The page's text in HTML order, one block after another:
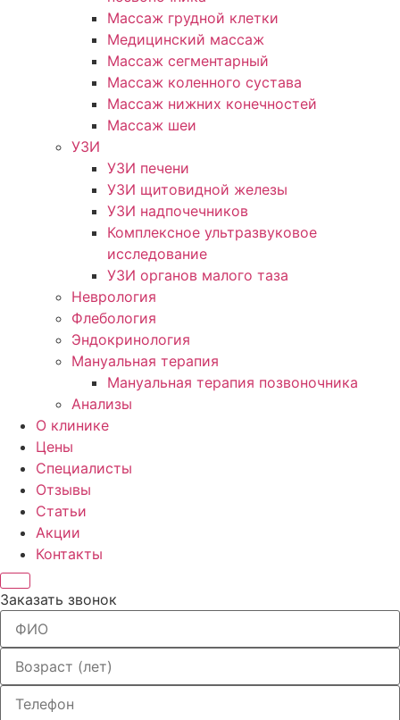
Массаж грудной клетки
Медицинский массаж
Массаж сегментарный
Массаж коленного сустава
Массаж нижних конечностей
Массаж шеи
УЗИ
УЗИ печени
УЗИ щитовидной железы
УЗИ надпочечников
Комплексное ультразвуковое
исследование
УЗИ органов малого таза
Неврология
Флебология
Эндокринология
Мануальная терапия
Мануальная терапия позвоночника
Анализы
О клинике
Цены
Специалисты
Отзывы
Статьи
Акции
Контакты
Заказать звонок